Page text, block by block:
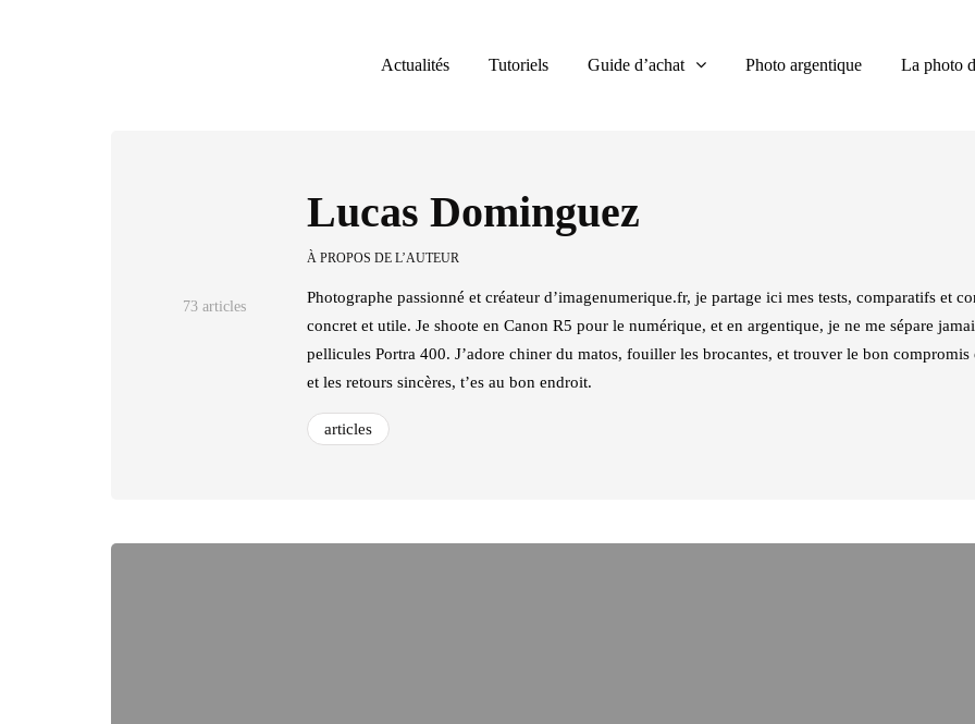
Actualités Tutoriels Guide d’achat Photo argentique La photo
73 articles
Lucas Dominguez
À PROPOS DE L’AUTEUR
Photographe passionné et créateur d’imagenumerique.fr, je partage ici mes tests, comparatifs et
concret et utile. Je shoote en Canon R5 pour le numérique, et en argentique, je ne me sépare
pellicules Portra 400. J’adore chiner du matos, fouiller les brocantes, et trouver le bon
et les retours sincères, t’es au bon endroit.
articles